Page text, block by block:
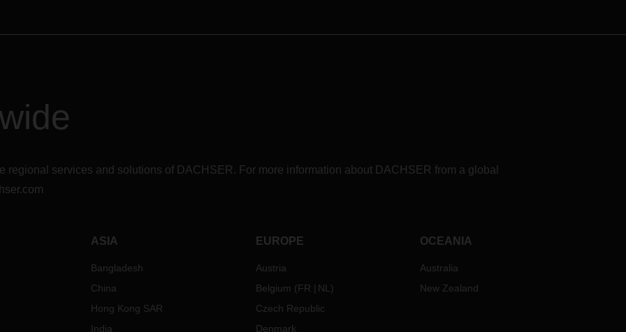
regional services and solutions of DACHSER. For more information about DACHSER from a global
ASIA
Bangladesh
China
Hong Kong SAR
India
EUROPE
Austria
Belgium (FR NL )
Czech Republic
Denmark
OCEANIA
Australia
New Zealand